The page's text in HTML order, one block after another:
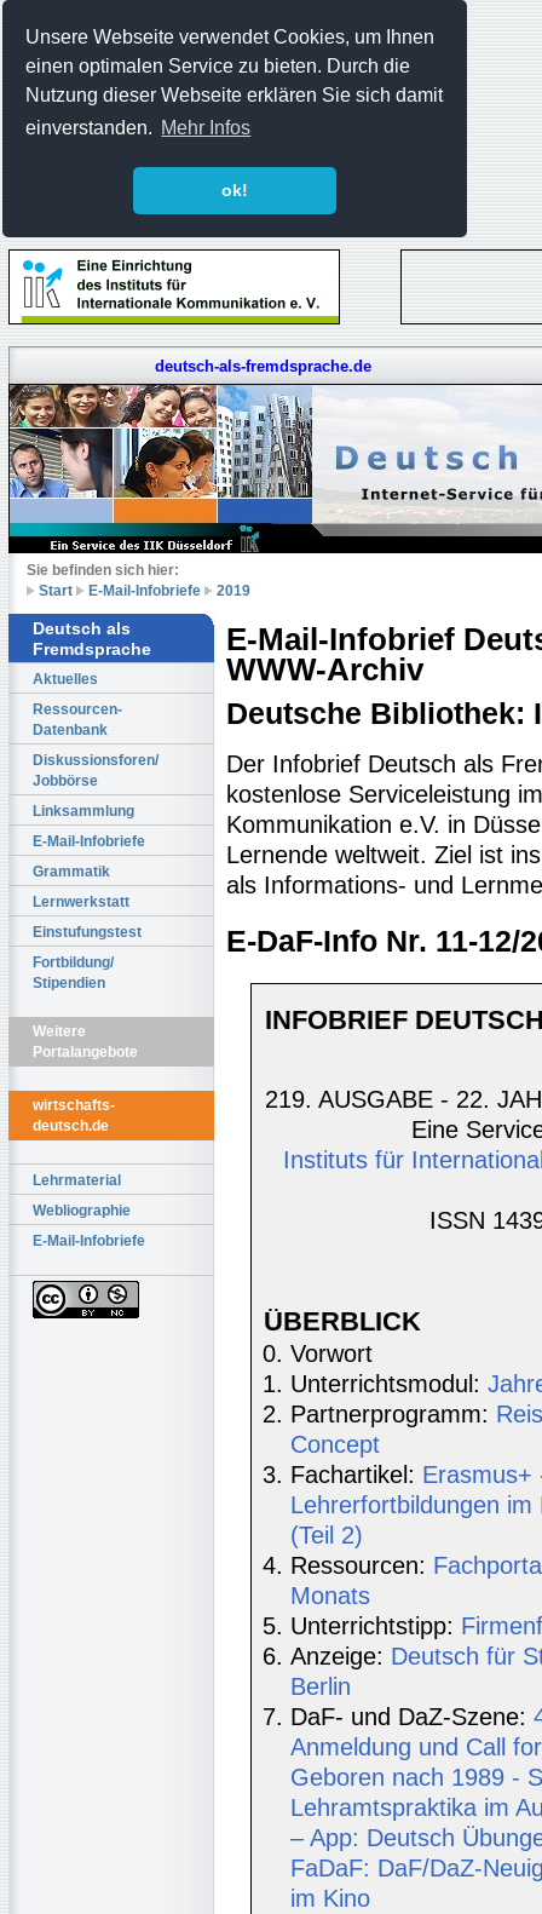
Unsere Webseite verwendet Cookies, um Ihnen
einen optimalen Service zu bieten. Durch die
Nutzung dieser Webseite erklären Sie sich damit
einverstanden. Mehr Infos
ok!
deutsch-als-fremdsprache.de
Sie befinden sich hier:
Start
E-Mail-Infobriefe 2019
Deutsch als
Fremdsprache
Aktuelles
Ressourcen-
Datenbank
Diskussionsforen/
Jobbörse
Linksammlung
E-Mail-Infobriefe
Grammatik
Lernwerkstatt
Einstufungstest
Fortbildung/
Stipendien
Weitere
Portalangebote
wirtschafts-
deutsch.de
Lehrmaterial
Webliographie
E-Mail-Infobriefe
E-Mail-Infobrief
WWW-Archiv
Deutsche Bibliothek:
Der Infobrief Deutsch als
kostenlose Serviceleistung
Kommunikation e.V. in
Lernende weltweit. Ziel ist
als Informations- und
E-DaF-Info Nr. 11-12/
INFOBRIEF
219. AUSGABE - 22.
Eine
Instituts für
ISSN
ÜBERBLICK
Vorwort
Unterrichtsmodul:
Partnerprogramm:
Concept
Fachartikel: Erasmus+
Lehrerfortbildungen
(Teil 2)
Ressourcen:
Monats
Unterrichtstipp:
Anzeige: Deutsch für
Berlin
DaF- und DaZ-Szene:
Anmeldung und Call
Geboren nach 1989 -
Lehramtspraktika im
– App: Deutsch
FaDaF: DaF/DaZ-
im Kino